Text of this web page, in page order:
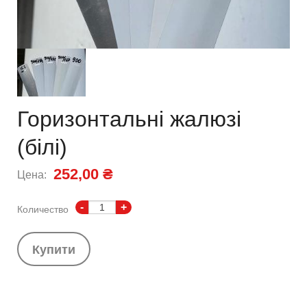
Горизонтальні жалюзі
(білі)
Цена: 252,00 ₴
Количество - +
Купити